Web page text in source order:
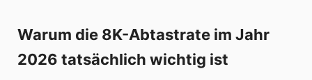
Warum die 8K-Abtastrate im Jahr
2026 tatsächlich wichtig ist